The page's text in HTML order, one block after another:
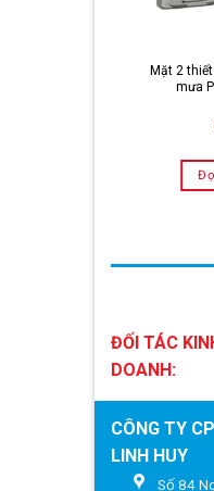
Mặt 2
mưa
ĐỐI TÁC
DOANH:
CÔNG TY
LINH HUY
Số 84